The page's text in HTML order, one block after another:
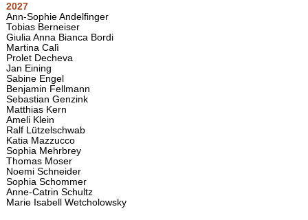
2027
Ann-Sophie Andelfinger
Tobias Berneiser
Giulia Anna Bianca Bordi
Martina Calì
Prolet Decheva
Jan Eining
Sabine Engel
Benjamin Fellmann
Sebastian Genzink
Matthias Kern
Ameli Klein
Ralf Lützelschwab
Katia Mazzucco
Sophia Mehrbrey
Thomas Moser
Noemi Schneider
Sophia Schommer
Anne-Catrin Schultz
Marie Isabell Wetcholowsky